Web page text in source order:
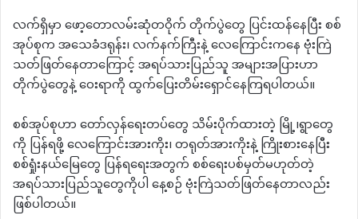
လက်ရှိမှာ ဖော့တောလမ်းဆုံတဝိုက် တိုက်ပွဲတွေ ပြင်းထန်နေပြီး စစ်
အုပ်စုက အသေခံဒရုန်း၊ လက်နက်ကြီးနဲ့ လေကြောင်းကနေ ဗုံးကြဲ
သတ်ဖြတ်နေတာကြောင့် အရပ်သားပြည်သူ အများအပြားဟာ
တိုက်ပွဲတွေနဲ့ ဝေးရာကို ထွက်ပြေးတိမ်းရှောင်နေကြရပါတယ်။
စစ်အုပ်စုဟာ တော်လှန်ရေးတပ်တွေ သိမ်းပိုက်ထားတဲ့ မြို့၊ရွာတွေ
ကို ပြန်ရဖို့ လေကြောင်းအားကိုး၊ တရုတ်အားကိုးနဲ့ ကြိုးစားနေပြီး
စစ်ရှုံးနယ်မြေတွေ ပြန်ရရေးအတွက် စစ်ရေးပစ်မှတ်မဟုတ်တဲ့
အရပ်သားပြည်သူတွေကိုပါ နေ့စဉ် ဗုံးကြဲသတ်ဖြတ်နေတာလည်း
ဖြစ်ပါတယ်။